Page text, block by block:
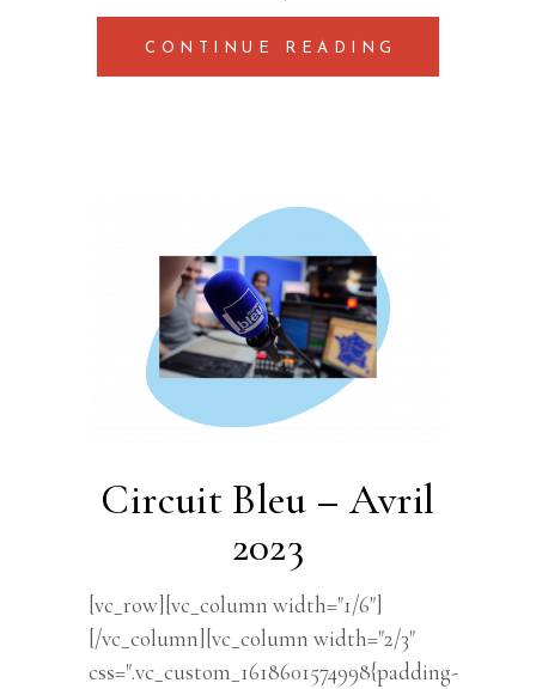
CONTINUE READING
Circuit Bleu – Avril
2023
[vc_row][vc_column width="1/6"]
[/vc_column][vc_column width="2/3"
css=".vc_custom_1618601574998{padding-